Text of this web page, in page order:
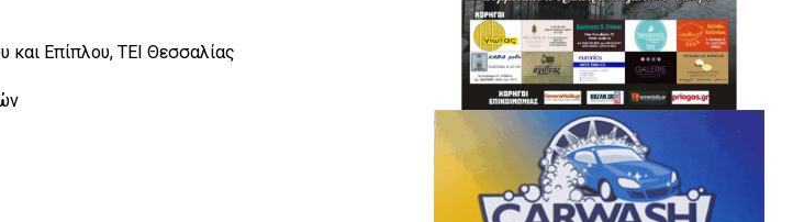
και Επίπλου, ΤΕΙ Θεσσαλίας